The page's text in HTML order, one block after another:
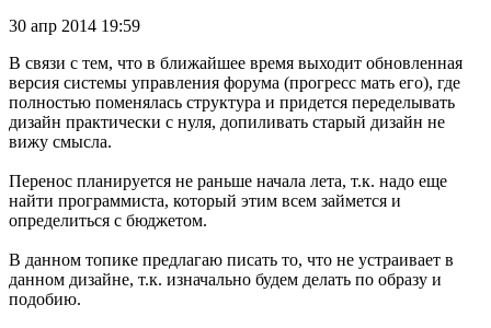
30 апр 2014 19:59
В связи с тем, что в ближайшее время выходит обновленная
версия системы управления форума (прогресс мать его), где
полностью поменялась структура и придется переделывать
дизайн практически с нуля, допиливать старый дизайн не
вижу смысла.
Перенос планируется не раньше начала лета, т.к. надо еще
найти программиста, который этим всем займется и
определиться с бюджетом.
В данном топике предлагаю писать то, что не устраивает в
данном дизайне, т.к. изначально будем делать по образу и
подобию.